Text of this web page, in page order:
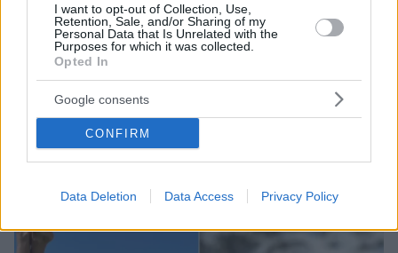
I want to opt-out of Collection, Use,
Retention, Sale, and/or Sharing of my
Personal Data that Is Unrelated with the
Purposes for which it was collected.
Opted In
Google consents
CONFIRM
Data Deletion Data Access Privacy Policy
Η Μαρία Μπακοδήμου φωτογραφίζεται με τους γιους
της για την Γιορτή της Μητέρας
Δείτε τι έγραψε στην ανάρτησή της, με τους Νικήτα
και Άρη Αργυρόπουλο
14.05.2023, 09:45 21